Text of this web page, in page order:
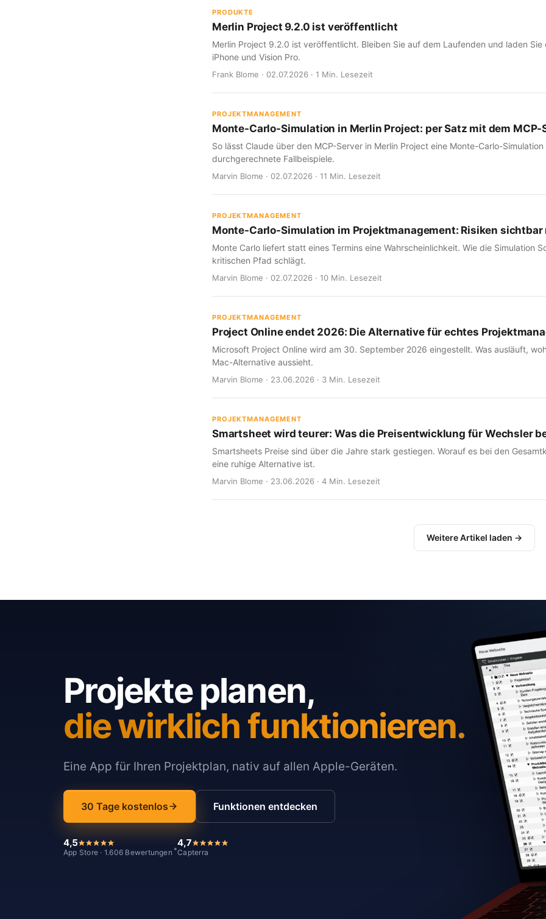
PRODUKTE
Merlin Project 9.2.0 ist veröffentlicht
Merlin Project 9.2.0 ist veröffentlicht. Bleiben Sie auf dem Laufenden und laden Sie
iPhone und Vision Pro.
Frank Blome · 02.07.2026 · 1 Min. Lesezeit
PROJEKTMANAGEMENT
Monte-Carlo-Simulation in Merlin Project: per Satz mit dem MCP-
So lässt Claude über den MCP-Server in Merlin Project eine Monte-Carlo-
durchgerechnete Fallbeispiele.
Marvin Blome · 02.07.2026 · 11 Min. Lesezeit
PROJEKTMANAGEMENT
Monte-Carlo-Simulation im Projektmanagement: Risiken sichtbar
Monte Carlo liefert statt eines Termins eine Wahrscheinlichkeit. Wie die Simulation
kritischen Pfad schlägt.
Marvin Blome · 02.07.2026 · 10 Min. Lesezeit
PROJEKTMANAGEMENT
Project Online endet 2026: Die Alternative für echtes
Microsoft Project Online wird am 30. September 2026 eingestellt. Was ausläuft,
Mac-Alternative aussieht.
Marvin Blome · 23.06.2026 · 3 Min. Lesezeit
PROJEKTMANAGEMENT
Smartsheet wird teurer: Was die Preisentwicklung für Wechsler
Smartsheets Preise sind über die Jahre stark gestiegen. Worauf es bei den
eine ruhige Alternative ist.
Marvin Blome · 23.06.2026 · 4 Min. Lesezeit
Weitere Artikel laden →
Projekte planen,
die wirklich funktionieren.
Eine App für Ihren Projektplan, nativ auf allen Apple-Geräten.
30 Tage kostenlos Funktionen entdecken
4,5
App Store · 1.606 Bewertungen *
4,7
Capterra